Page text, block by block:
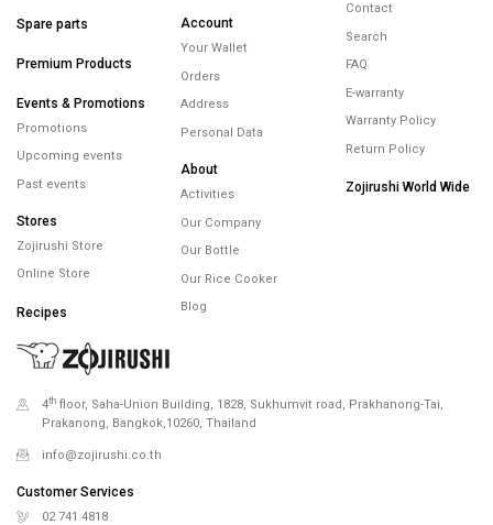
Spare parts
Premium Products
Events & Promotions
Promotions
Upcoming events
Past events
Stores
Zojirushi Store
Online Store
Recipes
Account
Your Wallet
Orders
Address
Personal Data
About
Activities
Our Company
Our Bottle
Our Rice Cooker
Blog
Contact
Search
FAQ
E-warranty
Warranty Policy
Return Policy
Zojirushi World Wide
4th floor, Saha-Union Building, 1828, Sukhumvit road, Prakhanong-Tai,
Prakanong, Bangkok,10260, Thailand
info@zojirushi.co.th
Customer Services
02 741 4818